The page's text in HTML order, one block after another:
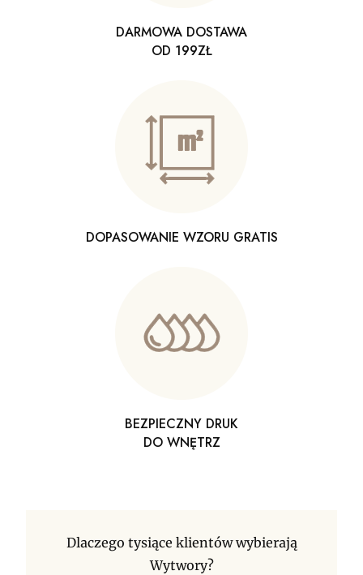
DARMOWA DOSTAWA
OD 199ZŁ
DOPASOWANIE WZORU GRATIS
BEZPIECZNY DRUK
DO WNĘTRZ
Dlaczego tysiące klientów wybierają
Wytwory?